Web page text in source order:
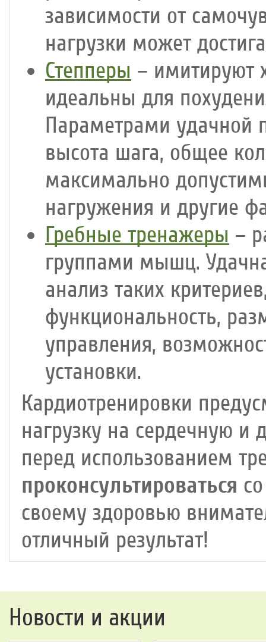
зависимости от
нагрузки может
Степперы – имитируют
идеальны для
Параметрами удачной
высота шага, общее
максимально
нагружения и другие
Гребные тренажеры –
группами мышц.
анализ таких
функциональность,
управления,
установки.
Кардиотренировки
нагрузку на сердечную и
перед использованием
проконсультироваться
своему здоровью
отличный результат!
Новости и акции